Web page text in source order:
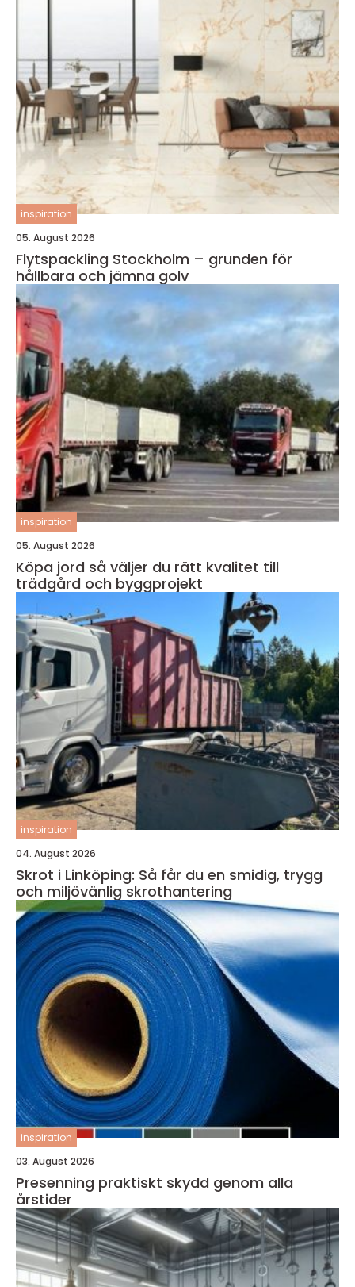
inspiration
05. August 2026
Flytspackling Stockholm – grunden för
hållbara och jämna golv
inspiration
05. August 2026
Köpa jord så väljer du rätt kvalitet till
trädgård och byggprojekt
inspiration
04. August 2026
Skrot i Linköping: Så får du en smidig, trygg
och miljövänlig skrothantering
inspiration
03. August 2026
Presenning praktiskt skydd genom alla
årstider